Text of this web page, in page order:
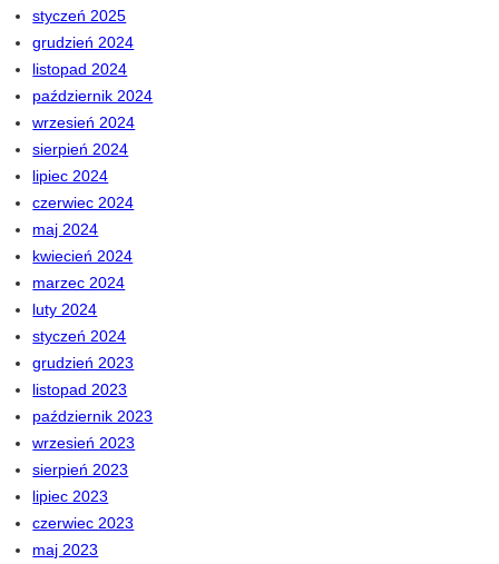
styczeń 2025
grudzień 2024
listopad 2024
październik 2024
wrzesień 2024
sierpień 2024
lipiec 2024
czerwiec 2024
maj 2024
kwiecień 2024
marzec 2024
luty 2024
styczeń 2024
grudzień 2023
listopad 2023
październik 2023
wrzesień 2023
sierpień 2023
lipiec 2023
czerwiec 2023
maj 2023